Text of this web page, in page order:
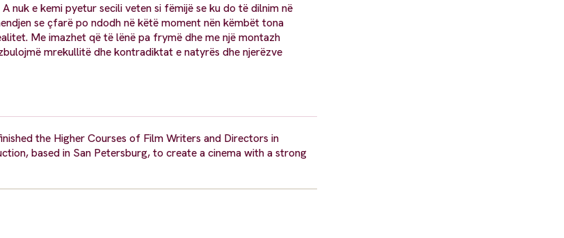
nuk e kemi pyetur secili veten si fëmijë se ku do të dilnim në
se çfarë po ndodh në këtë moment nën këmbët tona
Me imazhet që të lënë pa frymë dhe me një montazh
mrekullitë dhe kontradiktat e natyrës dhe njerëzve
the Higher Courses of Film Writers and Directors in
based in San Petersburg, to create a cinema with a strong